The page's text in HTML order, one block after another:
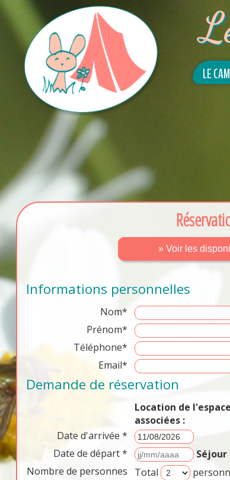
LE
» Voir les
Informations personnelles
Nom*
Prénom*
Téléphone*
Email*
Demande de réservation
Location de
associées :
Date d'arrivée *
Date de départ *
Nombre de personnes
Total